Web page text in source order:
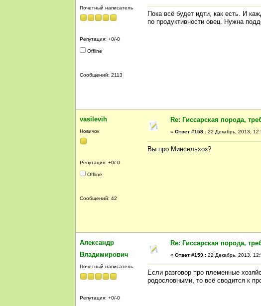
Почетный написатель
Репутация: +0/-0
Offline
Сообщений: 2113
Пока всё будет идти, как есть. И
по продуктивности овец. Нужна
vasilevih
Новичок
Репутация: +0/-0
Offline
Сообщений: 42
Re: Гиссарская порода,
« Ответ #158 : 22 Декабрь, 2013,
Вы про Минсельхоз?
Александр
Владимирович
Почетный написатель
Репутация: +0/-0
Re: Гиссарская порода,
« Ответ #159 : 22 Декабрь, 2013,
Если разговор про племенные
родословными, то всё сводится к